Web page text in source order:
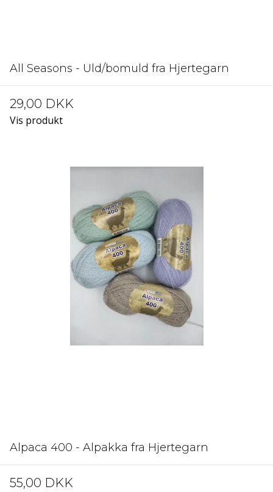
All Seasons - Uld/bomuld fra Hjertegarn
29,00 DKK
Vis produkt
Alpaca 400 - Alpakka fra Hjertegarn
55,00 DKK